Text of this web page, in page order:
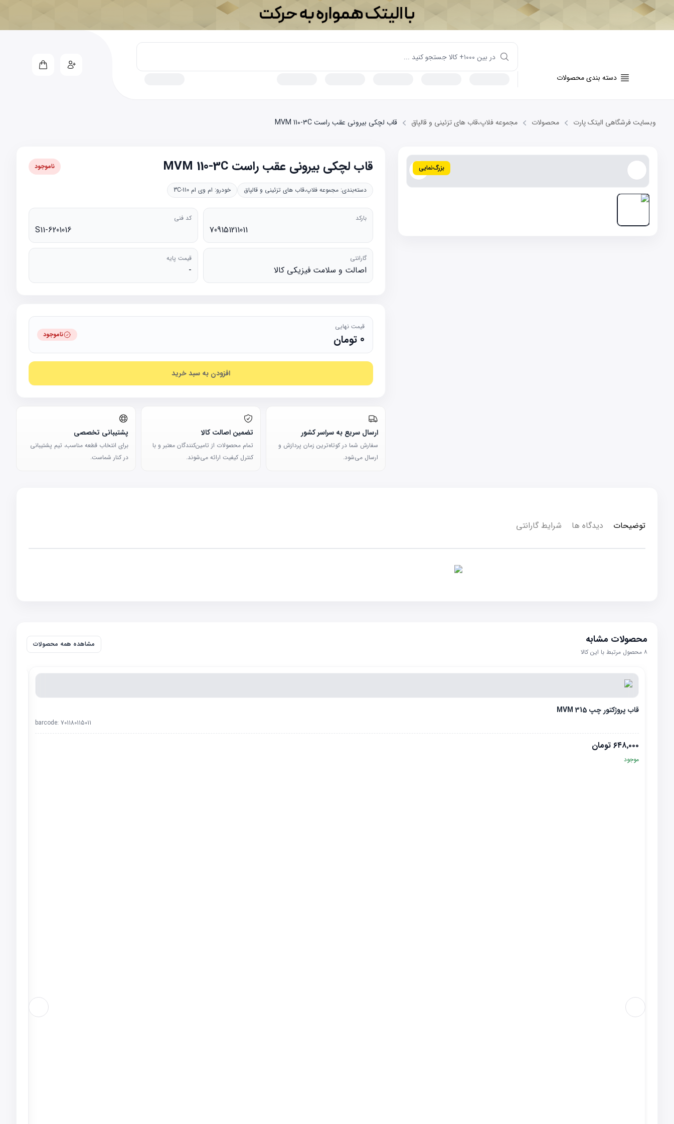
دسته بندی محصولات
وبسایت فرشگاهی الیتک پارت محصولات مجموعه فلاپ،قاب های تزئینی و قالپاق قاب لچکی بیرونی عقب راست MVM 110-3C
بزرگ‌نمایی قاب لچکی بیرونی عقب راست MVM 110-3C ناموجود
دسته‌بندی:مجموعه فلاپ،قاب های تزئینی و قالپاق خودرو: ام وی ام 110-3C
بارکد
709151211011
کد فنی
S11-6201016
گارانتی
اصالت و سلامت فیزیکی کالا
قیمت پایه
-
قیمت نهایی
0 تومان ناموجود
افزودن به سبد خرید
ارسال سریع به سراسر کشور
سفارش شما در کوتاه‌ترین زمان پردازش و
ارسال می‌شود.
تضمین اصالت کالا
تمام محصولات از تامین‌کنندگان معتبر و با
کنترل کیفیت ارائه می‌شوند.
پشتیبانی تخصصی
برای انتخاب قطعه مناسب، تیم پشتیبانی
در کنار شماست.
توضیحات دیدگاه ها شرایط گارانتی
محصولات مشابه
۸ محصول مرتبط با این کالا
مشاهده همه محصولات
قاب پروژکتور چپ MVM 315
barcode: 701180115011
۶۴۸٬۰۰۰ تومان
موجود